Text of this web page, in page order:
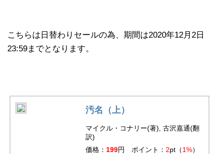
こちらは日替わりセールの為、期間は2020年12月2日
23:59までとなります。
汚名（上）
マイクル・コナリー(著), 古沢嘉通(翻
訳)
価格： 199円 ポイント： 2pt（1%）